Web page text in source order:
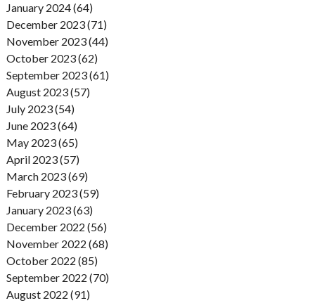
January 2024 (64)
December 2023 (71)
November 2023 (44)
October 2023 (62)
September 2023 (61)
August 2023 (57)
July 2023 (54)
June 2023 (64)
May 2023 (65)
April 2023 (57)
March 2023 (69)
February 2023 (59)
January 2023 (63)
December 2022 (56)
November 2022 (68)
October 2022 (85)
September 2022 (70)
August 2022 (91)